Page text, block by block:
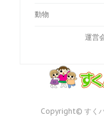
動物
運営
Copyright© すく